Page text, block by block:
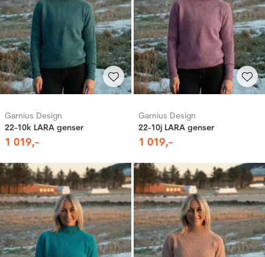
Garnius Design
22-10k LARA genser
1 019,-
Garnius Design
22-10j LARA genser
1 019,-